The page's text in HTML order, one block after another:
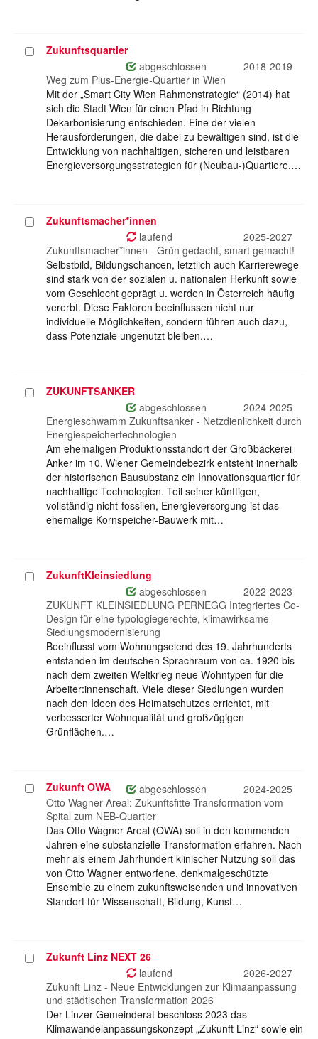
ProjektZukunftsquartier
abgeschlossen
2018-2019
Weg zum Plus-Energie-Quartier in Wien
Mit der „Smart City Wien Rahmenstrategie“ (2014) hat
sich die Stadt Wien für einen Pfad in Richtung
Dekarbonisierung entschieden. Eine der vielen
Herausforderungen, die dabei zu bewältigen sind, ist die
Entwicklung von nachhaltigen, sicheren und leistbaren
Energieversorgungsstrategien für (Neubau-)Quartiere.…
ProjektZukunftsmacher*innen
laufend
2025-2027
Zukunftsmacher*innen - Grün gedacht, smart gemacht!
Selbstbild, Bildungschancen, letztlich auch Karrierewege
sind stark von der sozialen u. nationalen Herkunft sowie
vom Geschlecht geprägt u. werden in Österreich häufig
vererbt. Diese Faktoren beeinflussen nicht nur
individuelle Möglichkeiten, sondern führen auch dazu,
dass Potenziale ungenutzt bleiben.…
ProjektZUKUNFTSANKER
abgeschlossen
2024-2025
Energieschwamm Zukunftsanker - Netzdienlichkeit durch
Energiespeichertechnologien
Am ehemaligen Produktionsstandort der Großbäckerei
Anker im 10. Wiener Gemeindebezirk entsteht innerhalb
der historischen Bausubstanz ein Innovationsquartier für
nachhaltige Technologien. Teil seiner künftigen,
vollständig nicht-fossilen, Energieversorgung ist das
ehemalige Kornspeicher-Bauwerk mit…
ProjektZukunftKleinsiedlung
abgeschlossen
2022-2023
ZUKUNFT KLEINSIEDLUNG PERNEGG Integriertes Co-
Design für eine typologiegerechte, klimawirksame
Siedlungsmodernisierung
Beeinflusst vom Wohnungselend des 19. Jahrhunderts
entstanden im deutschen Sprachraum von ca. 1920 bis
nach dem zweiten Weltkrieg neue Wohntypen für die
Arbeiter:innenschaft. Viele dieser Siedlungen wurden
nach den Ideen des Heimatschutzes errichtet, mit
verbesserter Wohnqualität und großzügigen
Grünflächen.…
Projekt
auswählen
Zukunft OWA abgeschlossen
2024-2025
Otto Wagner Areal: Zukunftsfitte Transformation vom
Spital zum NEB-Quartier
Das Otto Wagner Areal (OWA) soll in den kommenden
Jahren eine substanzielle Transformation erfahren. Nach
mehr als einem Jahrhundert klinischer Nutzung soll das
von Otto Wagner entworfene, denkmalgeschützte
Ensemble zu einem zukunftsweisenden und innovativen
Standort für Wissenschaft, Bildung, Kunst…
ProjektZukunft Linz NEXT 26
laufend
2026-2027
Zukunft Linz - Neue Entwicklungen zur Klimaanpassung
und städtischen Transformation 2026
Der Linzer Gemeinderat beschloss 2023 das
Klimawandelanpassungskonzept „Zukunft Linz“ sowie ein